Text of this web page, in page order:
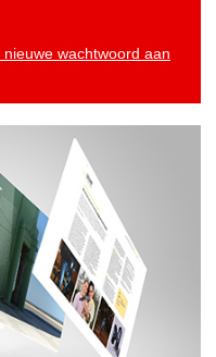
nieuwe wachtwoord aan